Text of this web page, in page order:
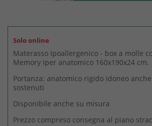
Solo online
Materasso Ipoallergenico - box a molle
Memory iper anatomico 160x190x24 cm.
Portanza: anatomico rigido idoneo
sostenuti
Disponibile anche su misura
Prezzo compreso consegna al piano